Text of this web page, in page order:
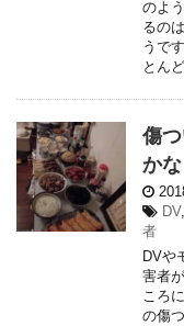
のよ
るの
うで
とん
傷
か
DV,
者
DVや
害者
ころ
の傷